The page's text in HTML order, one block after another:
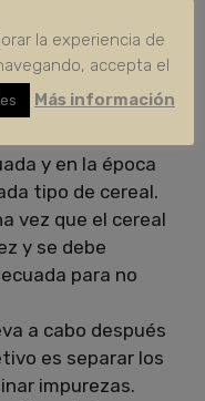
que tenga los
se encuentre en
para el cultivo.
y en la época
tipo de cereal.
vez que el cereal
y se debe
para no
a cabo después
es separar los
impurezas.
la experiencia de
accepta el
Más información